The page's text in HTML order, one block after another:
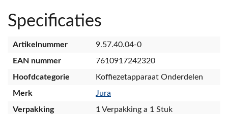
Specificaties
Artikelnummer
9.57.40.04-0
EAN nummer
7610917242320
Hoofdcategorie
Koffiezetapparaat Onderdelen
Merk
Jura
Verpakking
1 Verpakking a 1 Stuk